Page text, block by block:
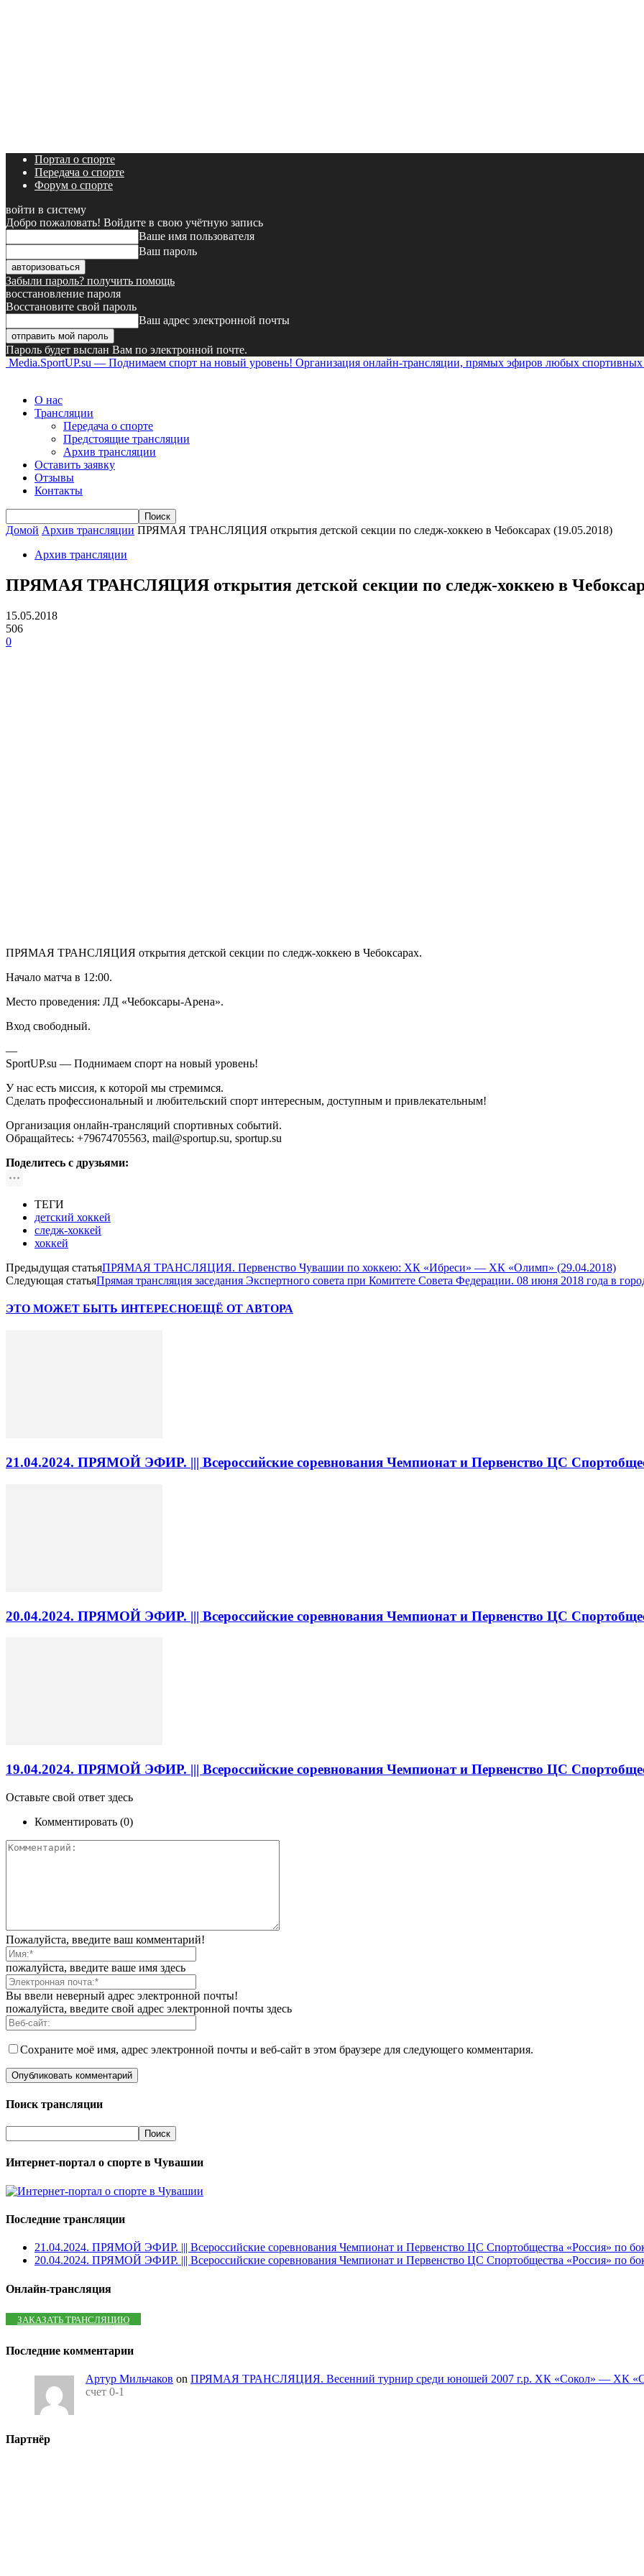
Портал о спорте
Передача о спорте
Форум о спорте
войти в систему
Добро пожаловать! Войдите в свою учётную запись
Ваше имя пользователя
Ваш пароль
Забыли пароль? получить помощь
восстановление пароля
Восстановите свой пароль
Ваш адрес электронной почты
Пароль будет выслан Вам по электронной почте.
Media.SportUP.su — Поднимаем спорт на новый уровень! Организация онлайн-трансляции, прямых эфиров любых
О нас
Трансляции
Передача о спорте
Предстоящие трансляции
Архив трансляции
Оставить заявку
Отзывы
Контакты
Домой Архив трансляции ПРЯМАЯ ТРАНСЛЯЦИЯ открытия детской секции по следж-хоккею в Чебоксарах (19.05.2018)
Архив трансляции
ПРЯМАЯ ТРАНСЛЯЦИЯ открытия детской секции по следж-хоккею в
15.05.2018
506
0
ПРЯМАЯ ТРАНСЛЯЦИЯ открытия детской секции по следж-хоккею в Чебоксарах.
Начало матча в 12:00.
Место проведения: ЛД «Чебоксары-Арена».
Вход свободный.
—
SportUP.su — Поднимаем спорт на новый уровень!
У нас есть миссия, к которой мы стремимся.
Сделать профессиональный и любительский спорт интересным, доступным и привлекательным!
Организация онлайн-трансляций спортивных событий.
Обращайтесь: +79674705563, mail@sportup.su, sportup.su
Поделитесь с друзьями:
ТЕГИ
детский хоккей
следж-хоккей
хоккей
Предыдущая статьяПРЯМАЯ ТРАНСЛЯЦИЯ. Первенство Чувашии по хоккею: ХК «Ибреси» — ХК «Олимп» (29.04.2018)
Следующая статьяПрямая трансляция заседания Экспертного совета при Комитете Совета Федерации. 08 июня 2018 года в
ЭТО МОЖЕТ БЫТЬ ИНТЕРЕСНОЕЩЁ ОТ АВТОРА
21.04.2024. ПРЯМОЙ ЭФИР. ||| Всероссийские соревнования Чемпионат и Первенство ЦС
20.04.2024. ПРЯМОЙ ЭФИР. ||| Всероссийские соревнования Чемпионат и Первенство ЦС
19.04.2024. ПРЯМОЙ ЭФИР. ||| Всероссийские соревнования Чемпионат и Первенство ЦС
Оставьте свой ответ здесь
Комментировать (0)
Пожалуйста, введите ваш комментарий!
пожалуйста, введите ваше имя здесь
Вы ввели неверный адрес электронной почты!
пожалуйста, введите свой адрес электронной почты здесь
Сохраните моё имя, адрес электронной почты и веб-сайт в этом браузере для следующего комментария.
Поиск трансляции
Интернет-портал о спорте в Чувашии
Последние трансляции
21.04.2024. ПРЯМОЙ ЭФИР. ||| Всероссийские соревнования Чемпионат и Первенство ЦС Спортобщества «Россия» по
20.04.2024. ПРЯМОЙ ЭФИР. ||| Всероссийские соревнования Чемпионат и Первенство ЦС Спортобщества «Россия» по
Онлайн-трансляция
ЗАКАЗАТЬ ТРАНСЛЯЦИЮ
Последние комментарии
Артур Мильчаков on ПРЯМАЯ ТРАНСЛЯЦИЯ. Весенний турнир среди юношей 2007 г.р. ХК «Сокол» — ХК
счет 0-1
Партнёр